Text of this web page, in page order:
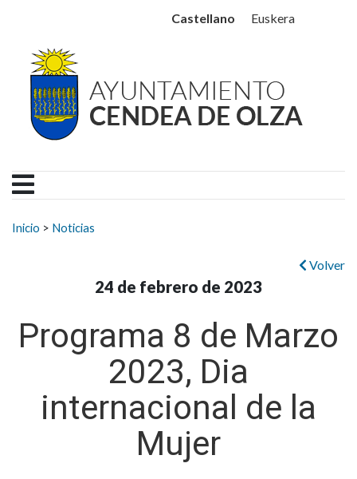
Ayuntamiento Cendea
Castellano Euskera
Buscar:
Inicio > Noticias
Volver
24 de febrero de 2023
Programa 8 de Marzo
2023, Dia
internacional de la
Mujer